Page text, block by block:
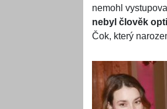
nemohl
nebyl člověk
Čok, který